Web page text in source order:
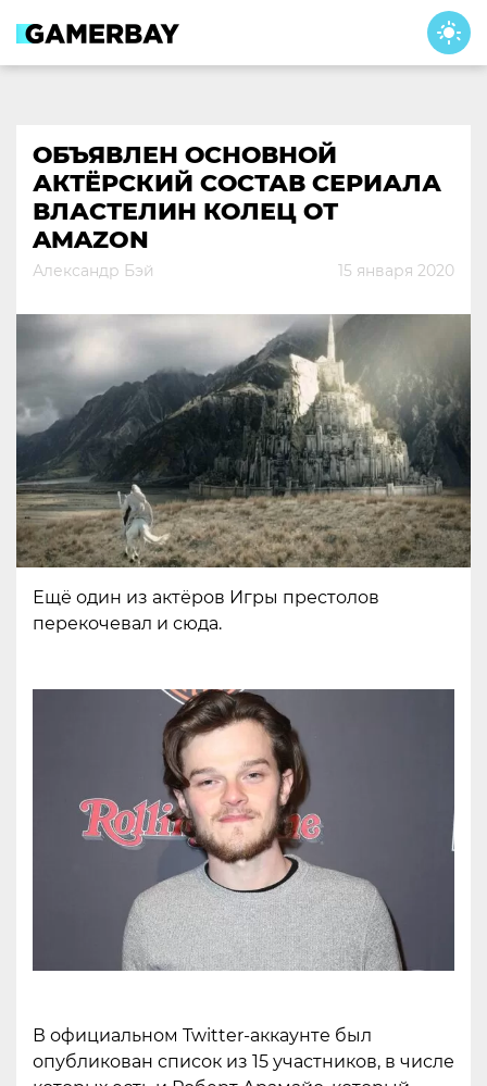
content
ОБЪЯВЛЕН ОСНОВНОЙ
АКТЁРСКИЙ СОСТАВ СЕРИАЛА
ВЛАСТЕЛИН КОЛЕЦ ОТ
AMAZON
Александр Бэй 15 января 2020
Ещё один из актёров Игры престолов
перекочевал и сюда.
В официальном Twitter-аккаунте был
опубликован список из 15 участников, в числе